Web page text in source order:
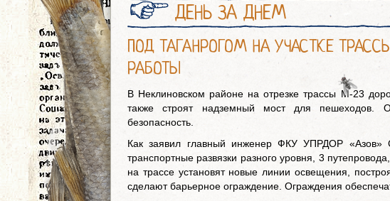
ДЕНЬ ЗА ДНЕМ
ПОД ТАГАНРОГОМ НА УЧАСТКЕ
РАБОТЫ
В Неклиновском районе на отрезке трассы М-23
также строят надземный мост для пешеходов.
безопасность.
Как заявил главный инженер ФКУ УПРДОР «Азов»
транспортные развязки разного уровня, 3
на трассе установят новые линии освещения,
сделают барьерное ограждение. Ограждения